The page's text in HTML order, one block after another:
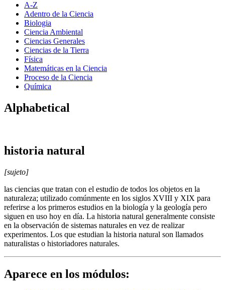
A-Z
Adentro de la Ciencia
Biologia
Ciencia Ambiental
Ciencias Generales
Ciencias de la Tierra
Física
Matemáticas en la Ciencia
Proceso de la Ciencia
Química
Alphabetical
historia natural
[sujeto]
las ciencias que tratan con el estudio de todos los objetos en la
naturaleza; utilizado comúnmente en los siglos XVIII y XIX para
referirse a los primeros estudios en la biología y la geología pero
siguen en uso hoy en día. La historia natural generalmente consiste
en la observación de sistemas naturales en vez de realizar
experimentos. Los que estudian la historia natural son llamados
naturalistas o historiadores naturales.
Aparece en los módulos: